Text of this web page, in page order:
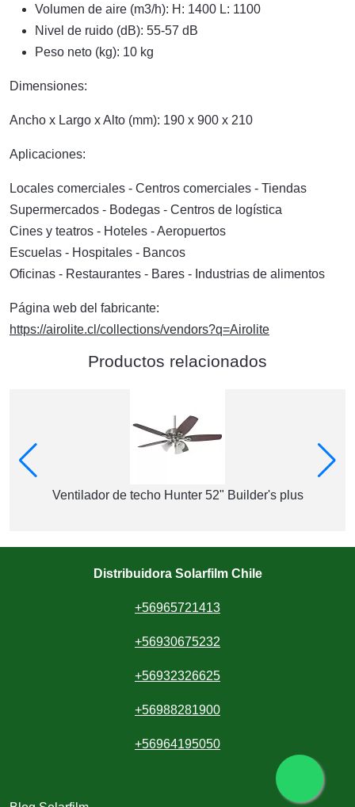
Volumen de aire (m3/h): H: 1400 L: 1100
Nivel de ruido (dB): 55-57 dB
Peso neto (kg): 10 kg
Dimensiones:
Ancho x Largo x Alto (mm): 190 x 900 x 210
Aplicaciones:
Locales comerciales - Centros comerciales - Tiendas
Supermercados - Bodegas - Centros de logística
Cines y teatros - Hoteles - Aeropuertos
Escuelas - Hospitales - Bancos
Oficinas - Restaurantes - Bares - Industrias de alimentos
Página web del fabricante:
https://airolite.cl/collections/vendors?q=Airolite
Productos relacionados
Ventilador de techo Hunter 52" Builder's plus
Distribuidora Solarfilm Chile
+56965721413
+56930675232
+56932326625
+56988281900
+56964195050